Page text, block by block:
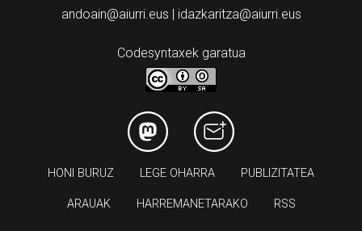
andoain@aiurri.eus | idazkaritza@aiurri.eus
Codesyntaxek garatua
HONI BURUZ LEGE OHARRA PUBLIZITATEA
ARAUAK HARREMANETARAKO RSS